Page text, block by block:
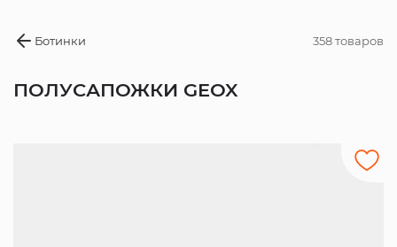
Ботинки 358 товаров
ПОЛУСАПОЖКИ GEOX